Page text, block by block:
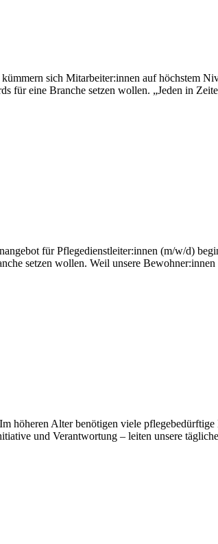
sich Mitarbeiter:innen auf höchstem
für eine Branche setzen wollen. „Jeden in
für Pflegedienstleiter:innen (m/w/d)
setzen wollen. Weil unsere
höheren Alter benötigen viele
und Verantwortung – leiten unsere